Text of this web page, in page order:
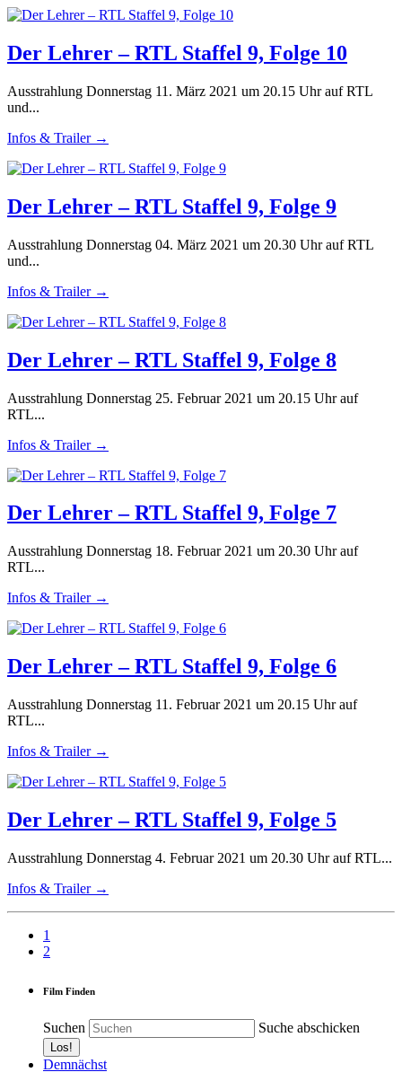
Der Lehrer – RTL Staffel 9, Folge 10
Ausstrahlung Donnerstag 11. März 2021 um 20.15 Uhr auf RTL
und...
Infos & Trailer →
Der Lehrer – RTL Staffel 9, Folge 9
Ausstrahlung Donnerstag 04. März 2021 um 20.30 Uhr auf RTL
und...
Infos & Trailer →
Der Lehrer – RTL Staffel 9, Folge 8
Ausstrahlung Donnerstag 25. Februar 2021 um 20.15 Uhr auf
RTL...
Infos & Trailer →
Der Lehrer – RTL Staffel 9, Folge 7
Ausstrahlung Donnerstag 18. Februar 2021 um 20.30 Uhr auf
RTL...
Infos & Trailer →
Der Lehrer – RTL Staffel 9, Folge 6
Ausstrahlung Donnerstag 11. Februar 2021 um 20.15 Uhr auf
RTL...
Infos & Trailer →
Der Lehrer – RTL Staffel 9, Folge 5
Ausstrahlung Donnerstag 4. Februar 2021 um 20.30 Uhr auf RTL...
Infos & Trailer →
1
2
Film Finden
Suchen Suche abschicken
Demnächst